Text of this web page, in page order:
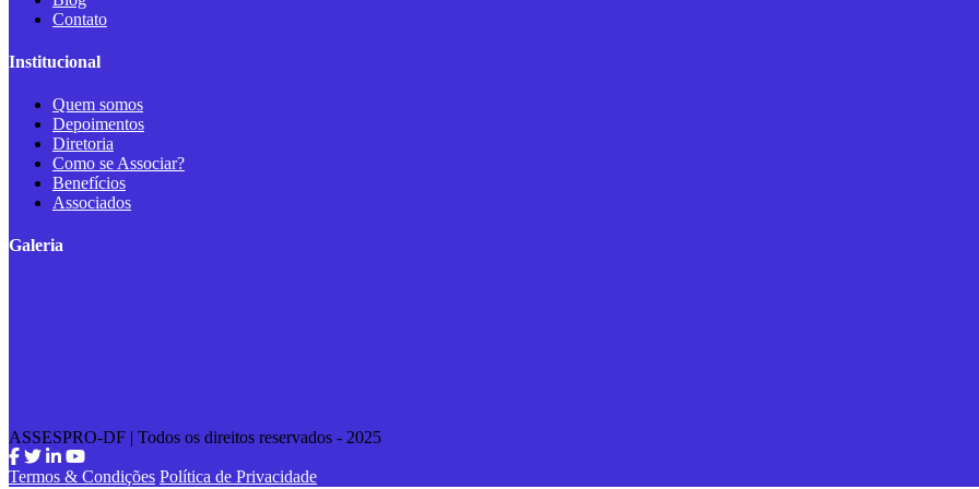
Contato
Institucional
Quem somos
Depoimentos
Diretoria
Como se Associar?
Benefícios
Associados
Galeria
ASSESPRO-DF | Todos os direitos reservados - 2025
Termos & Condições Política de Privacidade